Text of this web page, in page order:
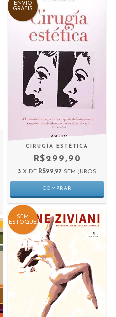
ENVIO
GRÁTIS
CIRUGÍA ESTÉTICA
R$299,90
3 X DE R$99,97 SEM JUROS
SEM
ESTOQUE